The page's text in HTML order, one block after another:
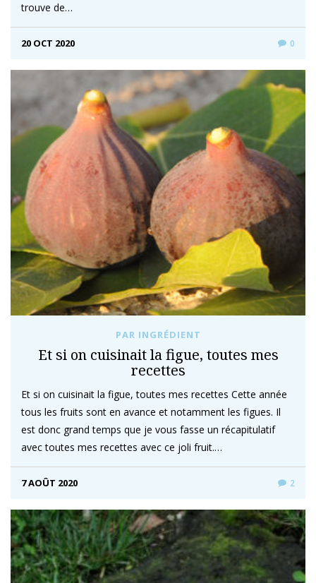
trouve de…
20 OCT 2020 0
PAR INGRÉDIENT
Et si on cuisinait la figue, toutes mes
recettes
Et si on cuisinait la figue, toutes mes recettes Cette année
tous les fruits sont en avance et notamment les figues. Il
est donc grand temps que je vous fasse un récapitulatif
avec toutes mes recettes avec ce joli fruit.…
7 AOÛT 2020 2